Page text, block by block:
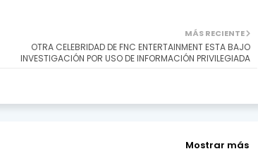
MÁS RECIENTE
OTRA CELEBRIDAD DE FNC ENTERTAINMENT ESTA BAJO
INVESTIGACIÓN POR USO DE INFORMACIÓN PRIVILEGIADA
Mostrar más